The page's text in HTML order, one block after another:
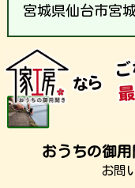
宮城県仙台市宮
おうちの御
お問